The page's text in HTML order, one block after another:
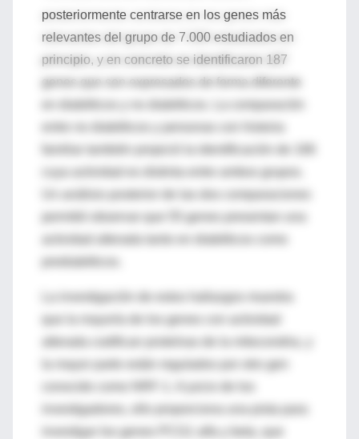
posteriormente centrarse en los genes más
relevantes del grupo de 7.000 estudiados en
principio, y en concreto se identificaron 187
genes que son expresados de forma diferente
cuya actividad es distinta entre ambos grupos.
permitió observar que 55 genes presentan una
La investigación de estos hallazgos muestra
que la mayoría de los genes con actividad
la mayor parte están regulados por otro gen
investigadores, ello proporciona una pista para
investigar los genes PCG1 alfa y beta, que